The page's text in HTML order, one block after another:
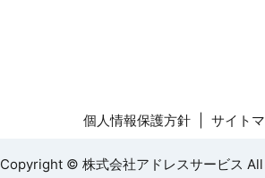
個人情報保護方針 サイト
Copyright © 株式会社アドレスサービス